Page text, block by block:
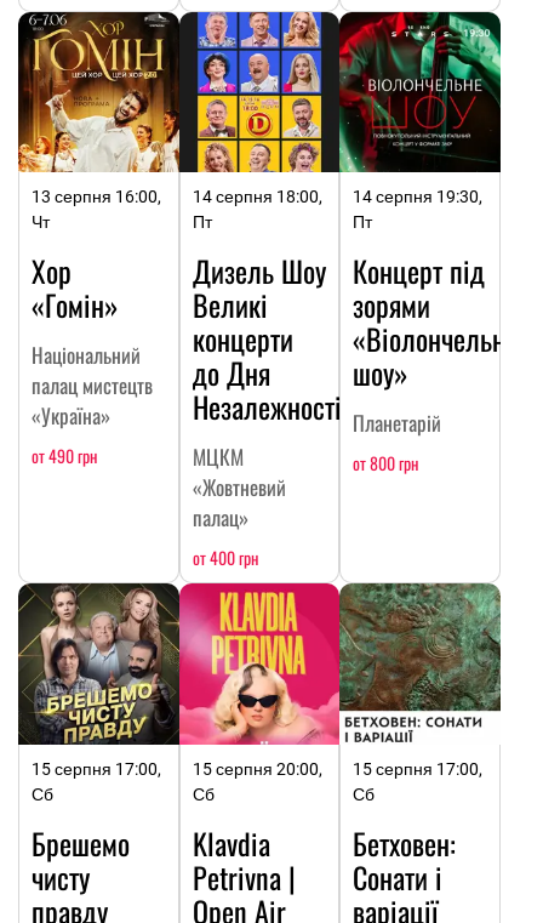
13 серпня 16:00,
Чт
Хор
«Гомін»
Національний
палац мистецтв
«Україна»
от 490 грн
14 серпня 18:00,
Пт
Дизель Шоу
Великі
концерти
до Дня
Незалежності
МЦКМ
«Жовтневий
палац»
от 400 грн
14 серпня 19:30,
Пт
Концерт під
зорями
«Віолончельне
шоу»
Планетарій
от 800 грн
15 серпня 17:00,
Сб
Брешемо
чисту
правду
15 серпня 20:00,
Сб
Klavdia
Petrivna |
Open Air
15 серпня 17:00,
Сб
Бетховен:
Сонати і
варіації